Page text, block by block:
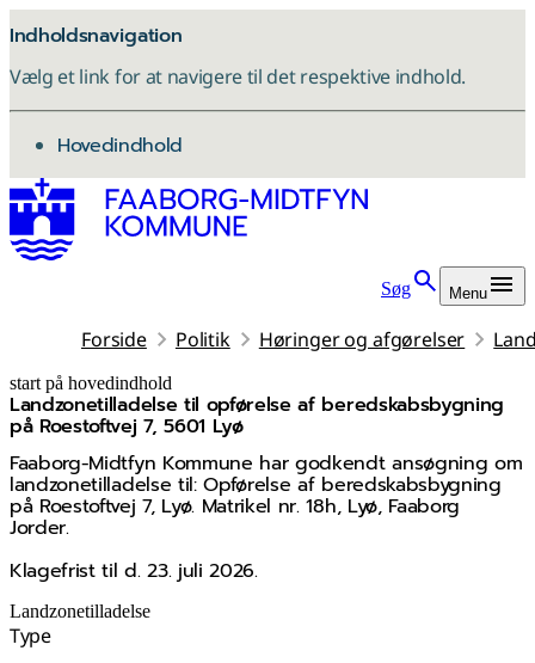
Indholdsnavigation
Vælg et link for at navigere til det respektive indhold.
gå til
Hovedindhold
Søg Menu
Forside Politik Høringer og afgørelser
start på hovedindhold
Landzonetilladelse til opførelse af beredskabsbygning
på Roestoftvej 7, 5601 Lyø
Faaborg-Midtfyn Kommune har godkendt ansøgning om
landzonetilladelse til: Opførelse af beredskabsbygning
på Roestoftvej 7, Lyø. Matrikel nr. 18h, Lyø, Faaborg
Jorder.
Klagefrist til d. 23. juli 2026.
senest opdateret 25. juni 2026
Landzonetilladelse
Type